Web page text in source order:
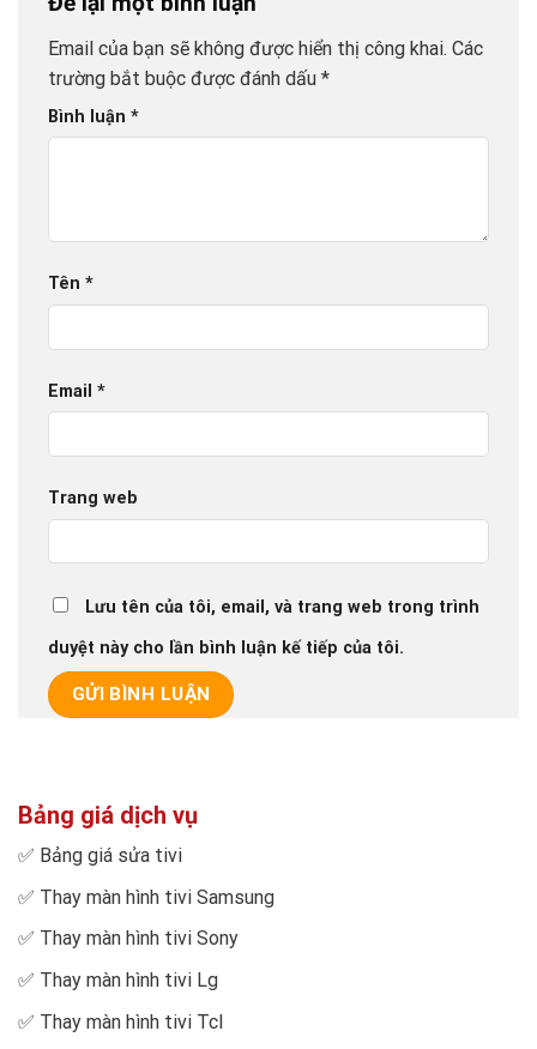
Email của bạn sẽ không được hiển thị công khai. Các
trường bắt buộc được đánh dấu *
Bình luận *
Tên *
Email *
Trang web
Lưu tên của tôi, email, và trang web trong trình
duyệt này cho lần bình luận kế tiếp của tôi.
Bảng giá dịch vụ
✅ Bảng giá sửa tivi
✅ Thay màn hình tivi Samsung
✅ Thay màn hình tivi Sony
✅ Thay màn hình tivi Lg
✅ Thay màn hình tivi Tcl